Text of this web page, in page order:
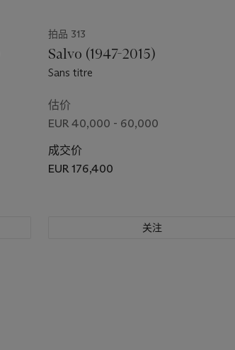
拍品 313
Salvo (1947-2015)
Sans titre
估价
EUR 40,000 - 60,000
成交价
EUR 176,400
关注